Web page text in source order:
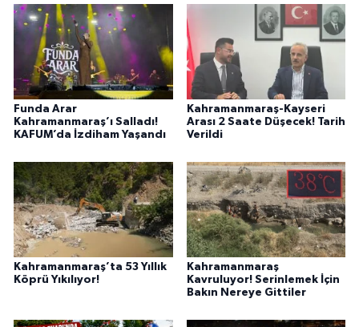
Funda Arar
Kahramanmaraş’ı Salladı!
KAFUM’da İzdiham Yaşandı
Kahramanmaraş-Kayseri
Arası 2 Saate Düşecek! Tarih
Verildi
Kahramanmaraş’ta 53 Yıllık
Köprü Yıkılıyor!
Kahramanmaraş
Kavruluyor! Serinlemek İçin
Bakın Nereye Gittiler